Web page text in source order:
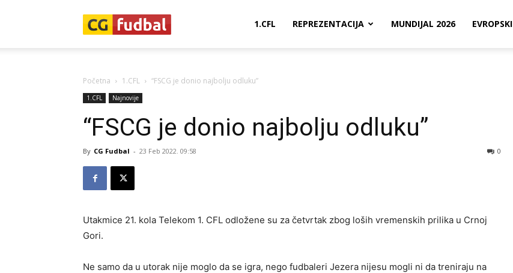
1.CFL REPREZENTACIJA MUNDIJAL 2026 EVROPSKI
Početna 1.CFL “FSCG je donio najbolju odluku”
1.CFL Najnovije
“FSCG je donio najbolju odluku”
By CG Fudbal - 23 Feb 2022. 09:58 0
Utakmice 21. kola Telekom 1. CFL odložene su za četvrtak zbog loših vremenskih prilika u Crnoj
Gori.
Ne samo da u utorak nije moglo da se igra, nego fudbaleri Jezera nijesu mogli ni da treniraju na